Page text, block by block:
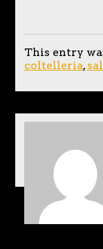
This entry
coltelleria,